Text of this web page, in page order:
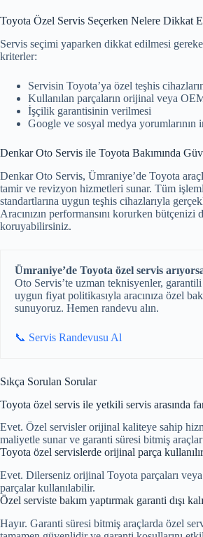
Toyota Özel Servis Seçerken Nelere Dikkat
Servis seçimi yaparken dikkat edilmesi
kriterler:
Servisin Toyota’ya özel teşhis
Kullanılan parçaların orijinal veya
İşçilik garantisinin verilmesi
Google ve sosyal medya yorumlarının
Denkar Oto Servis ile Toyota Bakımında
Denkar Oto Servis, Ümraniye’de Toyota
tamir ve revizyon hizmetleri sunar. Tüm
standartlarına uygun teşhis cihazlarıyla
Aracınızın performansını korurken bütçenizi
koruyabilirsiniz.
Ümraniye’de Toyota özel servis
Oto Servis’te uzman teknisyenler,
uygun fiyat politikasıyla aracınıza özel
sunuyoruz. Hemen randevu alın.
📞 Servis Randevusu Al
Sıkça Sorulan Sorular
Toyota özel servis ile yetkili servis arasında
Evet. Özel servisler orijinal kaliteye sahip
maliyetle sunar ve garanti süresi bitmiş
Toyota özel servislerde orijinal parça
Evet. Dilerseniz orijinal Toyota parçaları
parçalar kullanılabilir.
Özel serviste bakım yaptırmak garanti dışı
Hayır. Garanti süresi bitmiş araçlarda özel